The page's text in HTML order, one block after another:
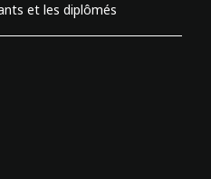
et les diplômés